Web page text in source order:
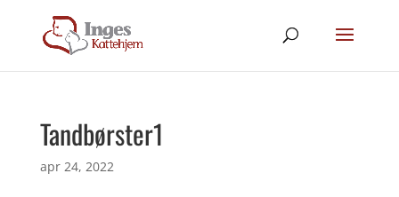
Tandbørster1
apr 24, 2022